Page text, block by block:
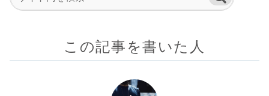
この記事を書いた人